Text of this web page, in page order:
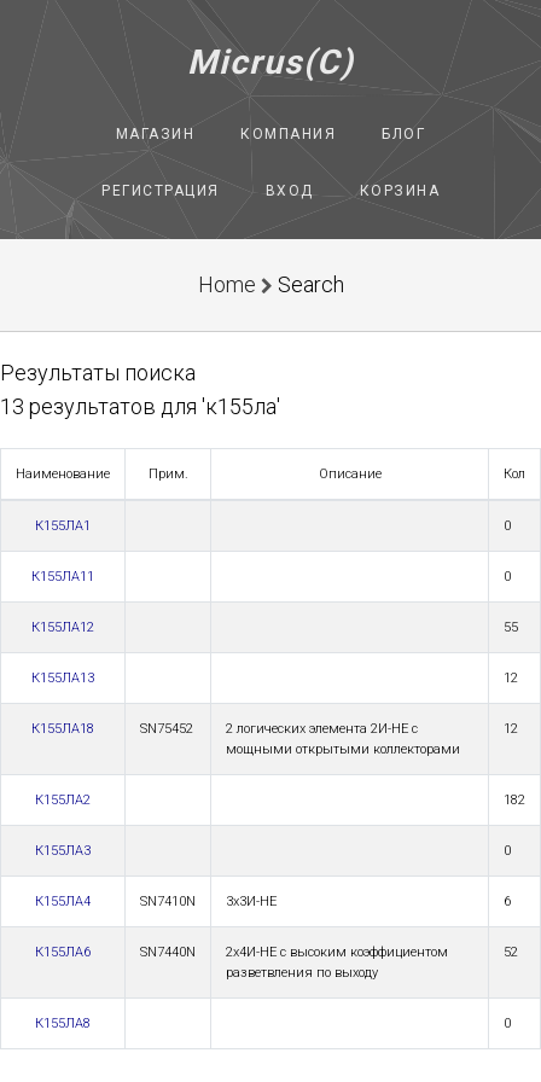
Micrus(C)
МАГАЗИН КОМПАНИЯ БЛОГ
РЕГИСТРАЦИЯ ВХОД КОРЗИНА
Home Search
Результаты поиска
13 результатов для 'к155ла'
Наименование Прим. Описание Кол
К155ЛА1 0
К155ЛА11 0
К155ЛА12 55
К155ЛА13 12
К155ЛА18 SN75452
2 логических элемента 2И-НЕ с
мощными открытыми коллекторами
12
К155ЛА2 182
К155ЛА3 0
К155ЛА4 SN7410N 3x3И-НЕ 6
К155ЛА6 SN7440N
2x4И-НЕ с высоким коэффициентом
разветвления по выходу
52
К155ЛА8 0